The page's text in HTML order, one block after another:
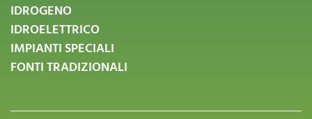
IDROGENO
IDROELETTRICO
IMPIANTI SPECIALI
FONTI TRADIZIONALI